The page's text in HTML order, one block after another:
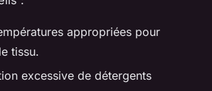
appropriées pour
tissu.
excessive de détergents